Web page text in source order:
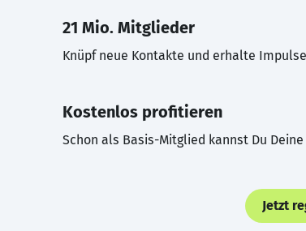
21 Mio. Mitglieder
Knüpf neue Kontakte und erhalte
Kostenlos profitieren
Schon als Basis-Mitglied kannst Du
Jetzt